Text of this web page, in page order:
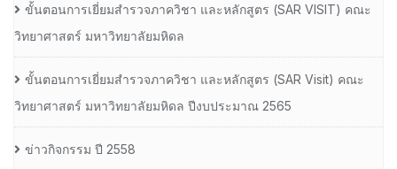
ขั้นตอนการเยี่ยมสำรวจภาควิชา และหลักสูตร (SAR VISIT) คณะ
วิทยาศาสตร์ มหาวิทยาลัยมหิดล
ขั้นตอนการเยี่ยมสำรวจภาควิชา และหลักสูตร (SAR Visit) คณะ
วิทยาศาสตร์ มหาวิทยาลัยมหิดล ปีงบประมาณ 2565
ข่าวกิจกรรม ปี 2558